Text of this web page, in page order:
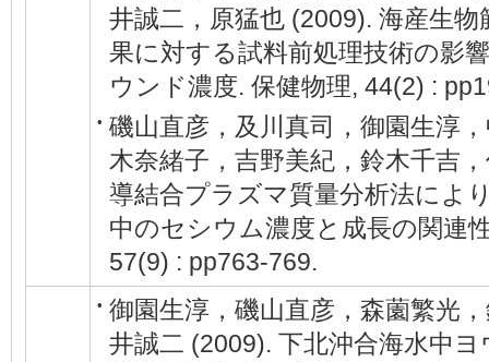
井誠二，原猛也 (2009). 海産生
果に対する試料前処理技術の影
ウンド濃度. 保健物理, 44(2) :
• 磯山直彦，及川真司，御園生淳
木奈緒子，吉野美紀，鈴木千吉
導結合プラズマ質量分析法によ
中のセシウム濃度と成長の関連
57(9) : pp763-769.
• 御園生淳，磯山直彦，森薗繁光
井誠二 (2009). 下北沖合海水中